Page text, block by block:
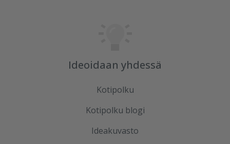
Ideoidaan yhdessä
Kotipolku
Kotipolku blogi
Ideakuvasto